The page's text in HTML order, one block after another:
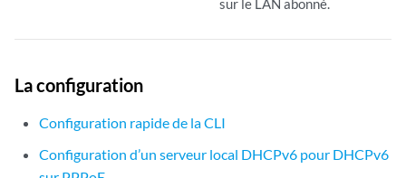
sur le LAN abonné.
La configuration
Configuration rapide de la CLI
Configuration d’un serveur local DHCPv6 pour DHCPv6